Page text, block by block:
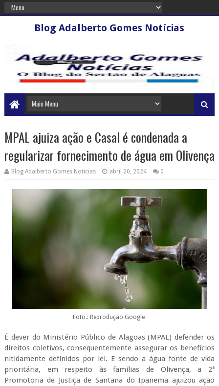
Blog Adalberto Gomes Notícias
MPAL ajuiza ação e Casal é condenada a
regularizar fornecimento de água em Olivença
Blog Adalberto Gomes Noticias abril 20, 2024 0
Foto.: Reprodução Google
É dever do Ministério Público de Alagoas (MPAL) defender os
direitos coletivos, consequentemente assegurar os benefícios
nitidamente definidos por lei. E sendo a água fonte de vida
prioritária, em respeito às famílias de Olivença, a 2ª
Promotoria de Justiça de Santana do Ipanema ajuizou ação